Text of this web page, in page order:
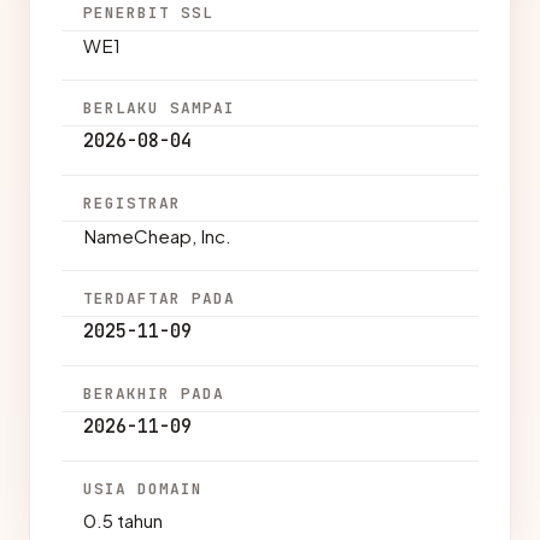
PENERBIT SSL
WE1
BERLAKU SAMPAI
2026-08-04
REGISTRAR
NameCheap, Inc.
TERDAFTAR PADA
2025-11-09
BERAKHIR PADA
2026-11-09
USIA DOMAIN
0.5 tahun